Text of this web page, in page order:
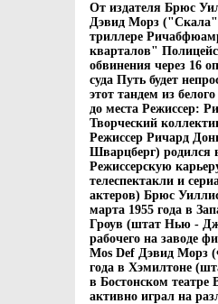
От издателя Брюс
Дэвид Морз
триллере
кварталов"
обвинения через 16
суда Путь будет
этот тандем из
до места Режиссер:
Творческий
Режиссер Ричард
Шварцберг) родился
Режиссерскую
телеспектакли и
актеров) Брюс
марта 1955 года в
Гроув (штат Нью -
рабочего на заводе
Mos Def Дэвид Морз
года в Хэмилтоне
в Бостонском
активно играл на